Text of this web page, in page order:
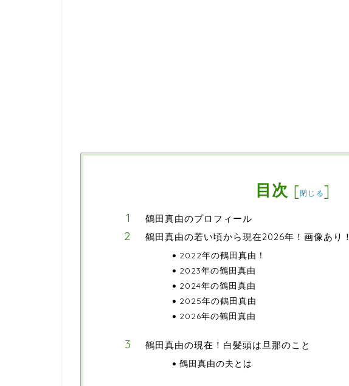
目次 [閉じる]
鶴田真由のプロフィール
鶴田真由の若い頃から現在2026年！画像あり！
2022年の鶴田真由！
2023年の鶴田真由
2024年の鶴田真由
2025年の鶴田真由
2026年の鶴田真由
鶴田真由の現在！白髪頭は旦那のこと
鶴田真由の夫とは